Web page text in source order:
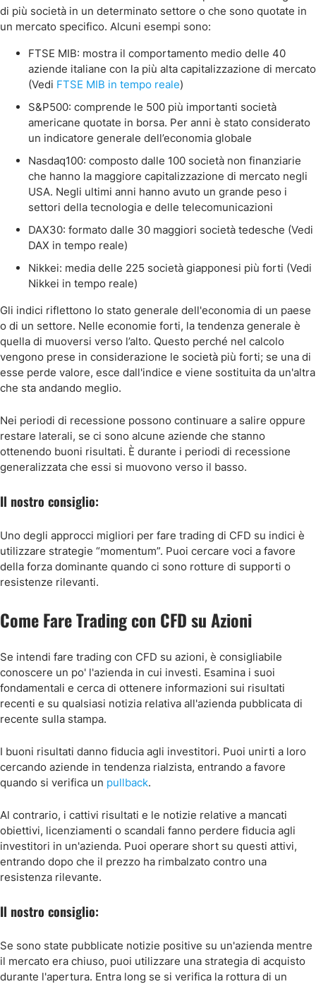
di più società in un determinato settore o che sono quotate in
un mercato specifico. Alcuni esempi sono:
FTSE MIB: mostra il comportamento medio delle 40
aziende italiane con la più alta capitalizzazione di mercato
(Vedi FTSE MIB in tempo reale)
S&P500: comprende le 500 più importanti società
americane quotate in borsa. Per anni è stato considerato
un indicatore generale dell’economia globale
Nasdaq100: composto dalle 100 società non finanziarie
che hanno la maggiore capitalizzazione di mercato negli
USA. Negli ultimi anni hanno avuto un grande peso i
settori della tecnologia e delle telecomunicazioni
DAX30: formato dalle 30 maggiori società tedesche (Vedi
DAX in tempo reale)
Nikkei: media delle 225 società giapponesi più forti (Vedi
Nikkei in tempo reale)
Gli indici riflettono lo stato generale dell'economia di un paese
o di un settore. Nelle economie forti, la tendenza generale è
quella di muoversi verso l’alto. Questo perché nel calcolo
vengono prese in considerazione le società più forti; se una di
esse perde valore, esce dall'indice e viene sostituita da un'altra
che sta andando meglio.
Nei periodi di recessione possono continuare a salire oppure
restare laterali, se ci sono alcune aziende che stanno
ottenendo buoni risultati. È durante i periodi di recessione
generalizzata che essi si muovono verso il basso.
Il nostro consiglio:
Uno degli approcci migliori per fare trading di CFD su indici è
utilizzare strategie “momentum”. Puoi cercare voci a favore
della forza dominante quando ci sono rotture di supporti o
resistenze rilevanti.
Come Fare Trading con CFD su Azioni
Se intendi fare trading con CFD su azioni, è consigliabile
conoscere un po' l'azienda in cui investi. Esamina i suoi
fondamentali e cerca di ottenere informazioni sui risultati
recenti e su qualsiasi notizia relativa all'azienda pubblicata di
recente sulla stampa.
I buoni risultati danno fiducia agli investitori. Puoi unirti a loro
cercando aziende in tendenza rialzista, entrando a favore
quando si verifica un pullback.
Al contrario, i cattivi risultati e le notizie relative a mancati
obiettivi, licenziamenti o scandali fanno perdere fiducia agli
investitori in un'azienda. Puoi operare short su questi attivi,
entrando dopo che il prezzo ha rimbalzato contro una
resistenza rilevante.
Il nostro consiglio:
Se sono state pubblicate notizie positive su un'azienda mentre
il mercato era chiuso, puoi utilizzare una strategia di acquisto
durante l'apertura. Entra long se si verifica la rottura di un